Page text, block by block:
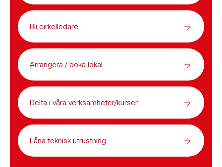
Bli cirkelledare
Arrangera / boka lokal
Delta i våra verksamheter/kurser
Låna teknisk utrustning